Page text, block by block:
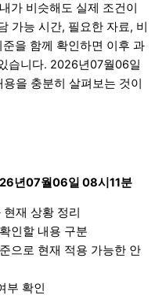
가 비슷해도 실제 조건이
가능 시간, 필요한 자료, 비
을 함께 확인하면 이후 과
습니다. 2026년07월06일
을 충분히 살펴보는 것이
년07월06일 08시11분
재 상황 정리
인할 내용 구분
으로 현재 적용 가능한 안
부 확인